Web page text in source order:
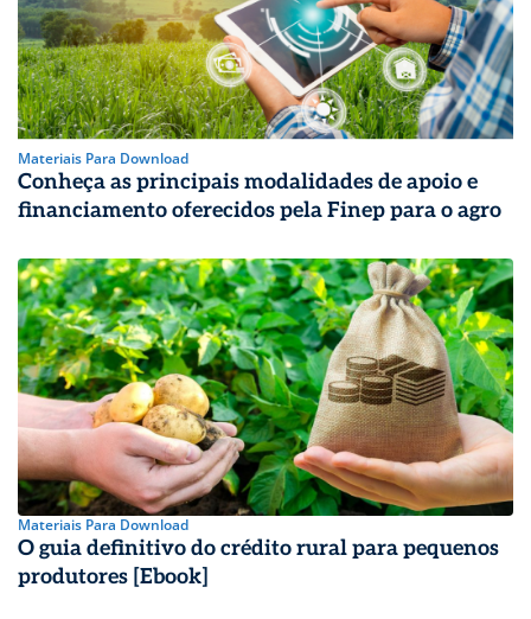
Materiais Para Download
Conheça as principais modalidades de apoio e
financiamento oferecidos pela Finep para o agro
Materiais Para Download
O guia definitivo do crédito rural para pequenos
produtores [Ebook]